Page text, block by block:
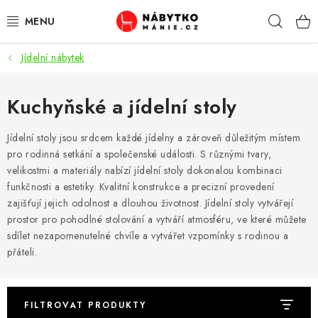
na
OBÝVACÍ POKOJ
KUCHYŇ A JÍDELNA
LOŽNICE
DĚTSKÝ POKOJ
KANCELÁŘ / PRACOVNA
KOUPELNA A WC
Jídelní nábytek
Kuchyňské a jídelní stoly
Jídelní stoly jsou srdcem každé jídelny a zároveň důležitým místem
pro rodinná setkání a společenské události. S různými tvary,
velikostmi a materiály nabízí jídelní stoly dokonalou kombinaci
funkčnosti a estetiky. Kvalitní konstrukce a precizní provedení
zajišťují jejich odolnost a dlouhou životnost. Jídelní stoly vytvářejí
prostor pro pohodlné stolování a vytváří atmosféru, ve které můžete
sdílet nezapomenutelné chvíle a vytvářet vzpomínky s rodinou a
přáteli.
FILTROVAT PRODUKTY